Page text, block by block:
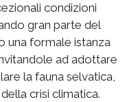
condizioni
gran parte del
una formale istanza
ad adottare
la fauna selvatica,
crisi climatica.